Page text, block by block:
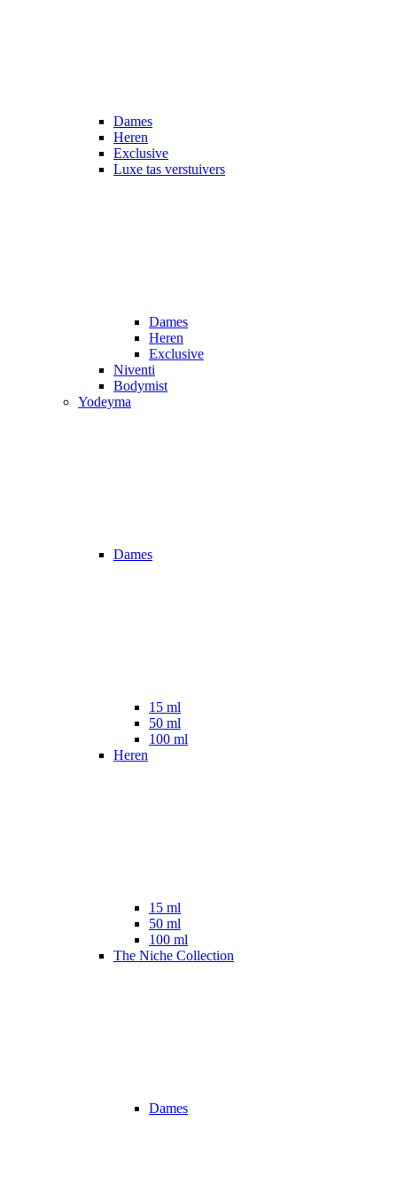
Dames
Heren
Exclusive
Luxe tas verstuivers
Dames
Heren
Exclusive
Niventi
Bodymist
Yodeyma
Dames
15 ml
50 ml
100 ml
Heren
15 ml
50 ml
100 ml
The Niche Collection
Dames